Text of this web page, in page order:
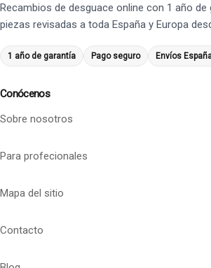
Recambios de desguace online con 1 año de
piezas revisadas a toda España y Europa
1 año de garantía Pago seguro Envíos
Conócenos
Sobre nosotros
Para profecionales
Mapa del sitio
Contacto